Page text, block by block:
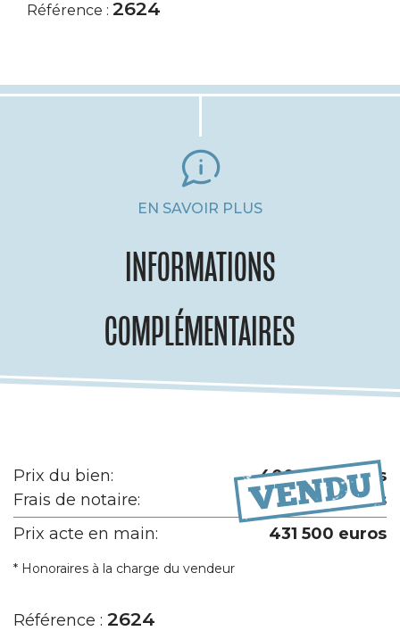
Référence : 2624
EN SAVOIR PLUS
INFORMATIONS
COMPLÉMENTAIRES
Prix du bien:
400 000 euros
Frais de notaire:
31 500 euros
Prix acte en main:
431 500 euros
* Honoraires à la charge du vendeur
Référence : 2624